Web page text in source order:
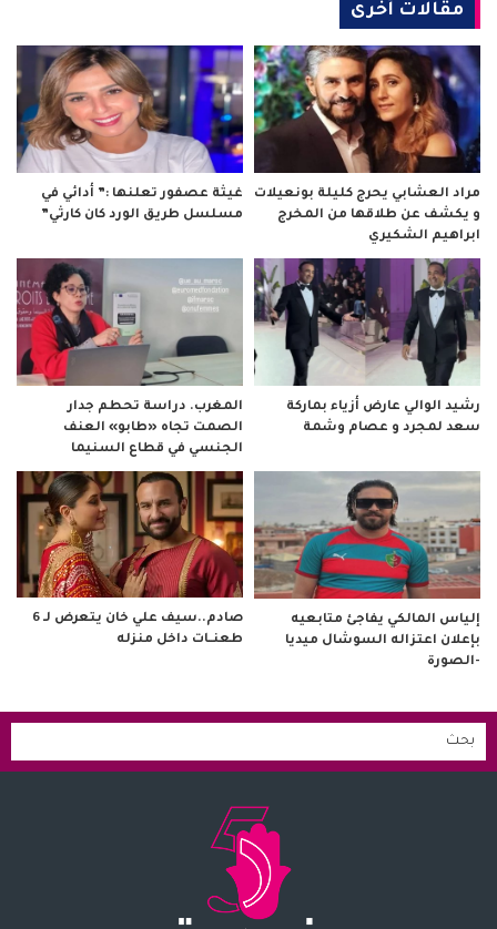
مقالات أخرى
مراد العشابي يحرج كليلة بونعيلات
و يكشف عن طلاقها من المخرج
ابراهيم الشكيري
غيثة عصفور تعلنها :” أدائي في
مسلسل طريق الورد كان كارثي”
رشيد الوالي عارض أزياء بماركة
سعد لمجرد و عصام وشمة
المغرب. دراسة تحطم جدار
الصمت تجاه «طابو» العنف
الجنسي في قطاع السنيما
إلياس المالكي يفاجئ متابعيه
بإعلان اعتزاله السوشال ميديا
-الصورة
صادم..سيف علي خان يتعرض لـ 6
طعنــات داخل منزله